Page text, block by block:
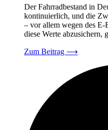
Der Fahrradbestand in
kontinuierlich, und die
– vor allem wegen des
diese Werte
Zum Beitrag ⟶